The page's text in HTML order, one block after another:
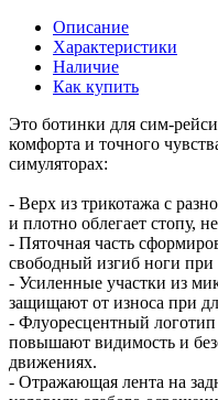
Описание
Характеристики
Наличие
Как купить
Это ботинки для сим-
комфорта и точного
симуляторах:
- Верх из трикотажа с
и плотно облегает стопу,
- Пяточная часть
свободный изгиб ноги при
- Усиленные участки из
защищают от износа при
- Флуоресцентный
повышают видимость и
движениях.
- Отражающая лента на